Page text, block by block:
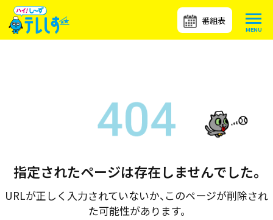
番組表
指定されたページは存在しませんでした。
URLが正しく入力されていないか、このページが削除され
た可能性があります。